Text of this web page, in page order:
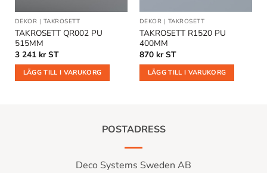
DEKOR | TAKROSETT
TAKROSETT QR002 PU
515MM
3 241 kr ST
LÄGG TILL I VARUKORG
DEKOR | TAKROSETT
TAKROSETT R1520 PU
400MM
870 kr ST
LÄGG TILL I VARUKORG
POSTADRESS
Deco Systems Sweden AB